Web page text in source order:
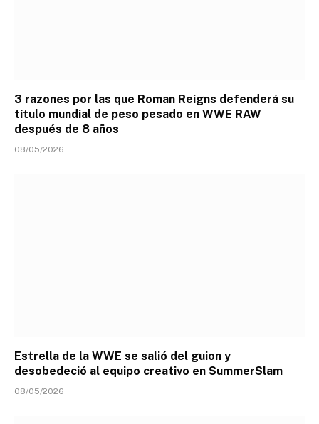
3 razones por las que Roman Reigns defenderá su
título mundial de peso pesado en WWE RAW
después de 8 años
08/05/2026
Estrella de la WWE se salió del guion y
desobedeció al equipo creativo en SummerSlam
08/05/2026